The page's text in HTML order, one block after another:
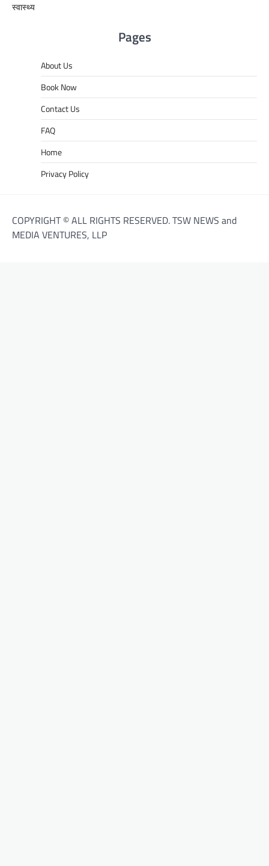
स्वास्थ्य
Pages
About Us
Book Now
Contact Us
FAQ
Home
Privacy Policy
COPYRIGHT © ALL RIGHTS RESERVED. TSW NEWS and
MEDIA VENTURES, LLP